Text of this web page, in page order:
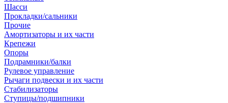
Шасси
Прокладки/сальники
Прочие
Амортизаторы и их части
Крепежи
Опоры
Подрамники/балки
Рулевое управление
Рычаги подвески и их части
Стабилизаторы
Ступицы/подшипники